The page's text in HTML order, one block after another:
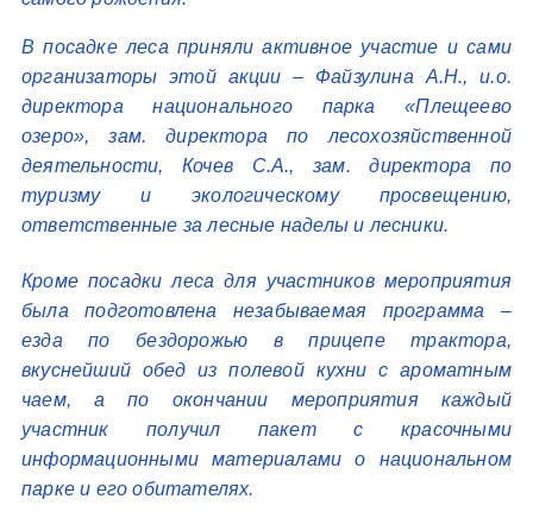
В посадке леса приняли активное участие и сами
организаторы этой акции – Файзулина А.Н., и.о.
директора национального парка «Плещеево
озеро», зам. директора по лесохозяйственной
деятельности, Кочев С.А., зам. директора по
туризму и экологическому просвещению,
ответственные за лесные наделы и лесники.
Кроме посадки леса для участников мероприятия
была подготовлена незабываемая программа –
езда по бездорожью в прицепе трактора,
вкуснейший обед из полевой кухни с ароматным
чаем, а по окончании мероприятия каждый
участник получил пакет с красочными
информационными материалами о национальном
парке и его обитателях.